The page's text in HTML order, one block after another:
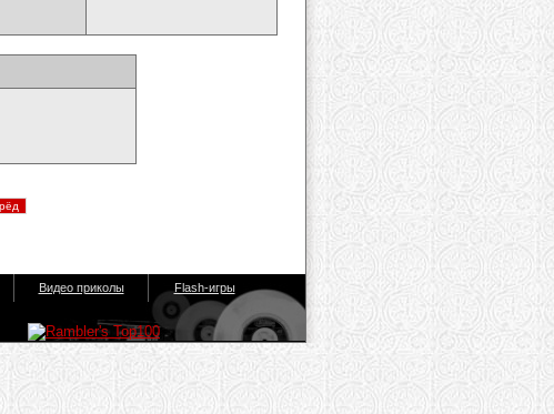
Видео приколы Flash-игры